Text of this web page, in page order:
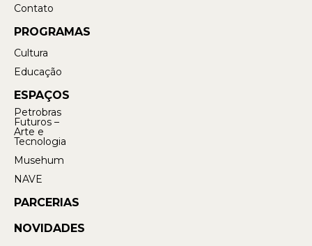
Contato
PROGRAMAS
Cultura
Educação
ESPAÇOS
Petrobras
Futuros –
Arte e
Tecnologia
Musehum
NAVE
PARCERIAS
NOVIDADES